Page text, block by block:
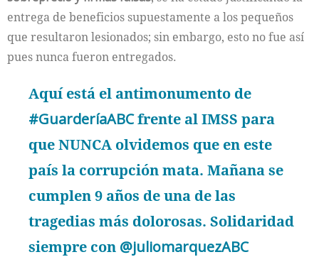
entrega de beneficios supuestamente a los pequeños
que resultaron lesionados; sin embargo, esto no fue así
pues nunca fueron entregados.
Aquí está el antimonumento de
#GuarderíaABCfrente al IMSS para
que NUNCA olvidemos que en este
país la corrupción mata. Mañana se
cumplen 9 años de una de las
tragedias más dolorosas. Solidaridad
siempre con @juliomarquezABC